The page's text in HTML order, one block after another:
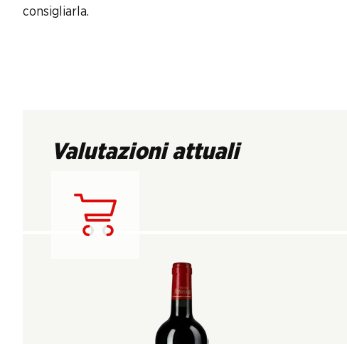
consigliarla.
Valutazioni attuali